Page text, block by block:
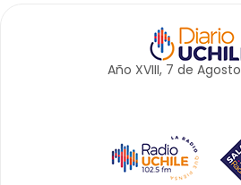
Año XVIII, 7 de Agosto